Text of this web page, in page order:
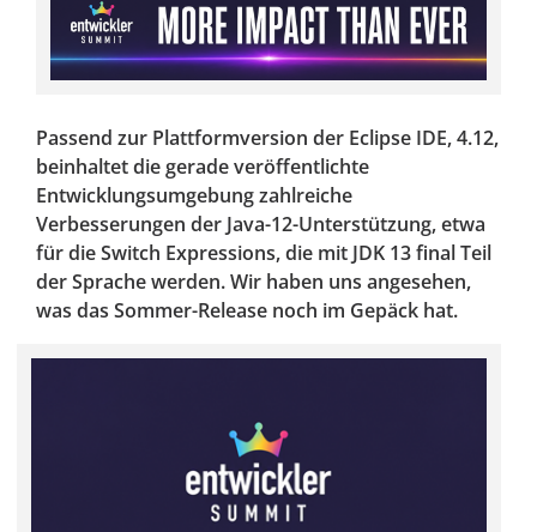
Passend zur Plattformversion der Eclipse IDE, 4.12,
beinhaltet die gerade veröffentlichte
Entwicklungsumgebung zahlreiche
Verbesserungen der Java-12-Unterstützung, etwa
für die Switch Expressions, die mit JDK 13 final Teil
der Sprache werden. Wir haben uns angesehen,
was das Sommer-Release noch im Gepäck hat.